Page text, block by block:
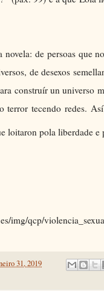
novela: de persoas que
de desexos
construír un universo
terror tecendo redes.
loitaron pola liberdade
img/qcp/
31, 2019